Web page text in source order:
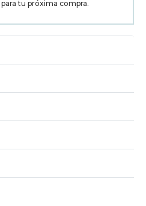
para tu próxima compra.